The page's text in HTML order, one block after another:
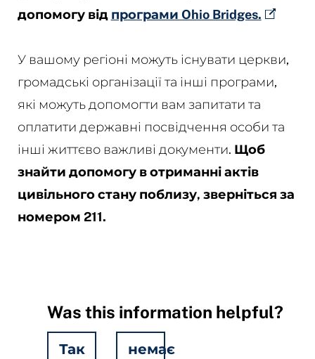
допомогу від програми Ohio Bridges.
У вашому регіоні можуть існувати церкви,
громадські організації та інші програми,
які можуть допомогти вам запитати та
оплатити державні посвідчення особи та
інші життєво важливі документи. Щоб
знайти допомогу в отриманні актів
цивільного стану поблизу, зверніться за
номером 211.
Was this information helpful?
Так немає